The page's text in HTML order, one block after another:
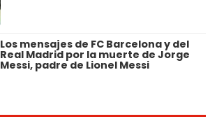
Los mensajes de FC Barcelona y del
Real Madrid por la muerte de Jorge
Messi, padre de Lionel Messi